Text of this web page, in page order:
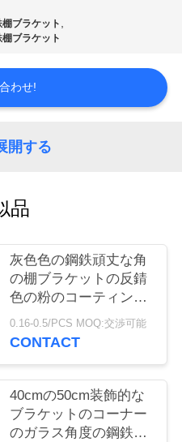
ブラケット ,
ブラケット
わせ!
開する
品
灰色色の鋼鉄頑丈な角
の棚ブラケットの反錆
色の粉のコーティング
サポート
0.16-0.5/PCS MOQ:交渉可能
CONTACT
40cmの50cm装飾的な
ブラケットのコーナー
のガラス角度の鋼鉄ブ